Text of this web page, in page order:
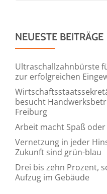
NEUESTE BEITRÄGE
Ultraschallzahnbürste
zur erfolgreichen
besucht
Freiburg
Arbeit macht Spaß
Vernetzung in jeder
Zukunft sind grün-blau
Drei bis zehn Prozent,
Aufzug im Gebäude